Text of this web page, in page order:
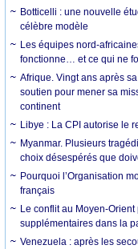
Botticelli : une nouvelle
célèbre modèle
Les équipes nord-
fonctionne… et ce qui ne
Afrique. Vingt ans après
soutien pour mener sa
continent
Libye : La CPI autorise le
Myanmar. Plusieurs
choix désespérés que
Pourquoi l’Organisation
français
Le conflit au Moyen-
supplémentaires dans la
Venezuela : après les